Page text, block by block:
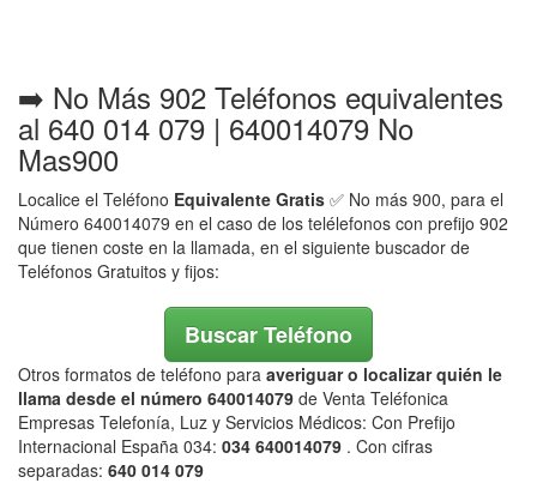
➡️ No Más 902 Teléfonos equivalentes
al 640 014 079 | 640014079 No
Mas900
Localice el Teléfono Equivalente Gratis ✅ No más 900, para el
Número 640014079 en el caso de los telélefonos con prefijo 902
que tienen coste en la llamada, en el siguiente buscador de
Teléfonos Gratuitos y fijos:
Buscar Teléfono
Otros formatos de teléfono para averiguar o localizar quién le
llama desde el número 640014079 de Venta Teléfonica
Empresas Telefonía, Luz y Servicios Médicos: Con Prefijo
Internacional España 034: 034 640014079 . Con cifras
separadas: 640 014 079